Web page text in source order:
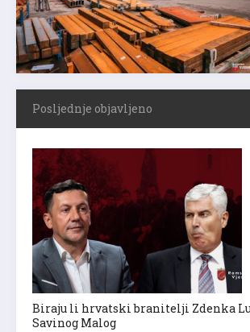
Posljednje objavljeno
Biraju li hrvatski branitelji Zdenka
Savinog Malog